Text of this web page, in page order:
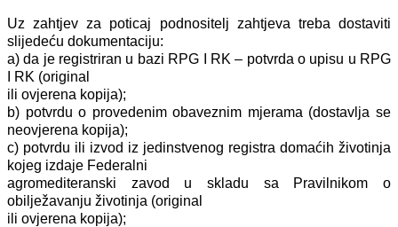
Uz zahtjev za poticaj podnositelj zahtjeva treba dostaviti
slijedeću dokumentaciju:
a) da je registriran u bazi RPG I RK – potvrda o upisu u RPG
I RK (original
ili ovjerena kopija);
b) potvrdu o provedenim obaveznim mjerama (dostavlja se
neovjerena kopija);
c) potvrdu ili izvod iz jedinstvenog registra domaćih životinja
kojeg izdaje Federalni
agromediteranski zavod u skladu sa Pravilnikom o
obilježavanju životinja (original
ili ovjerena kopija);